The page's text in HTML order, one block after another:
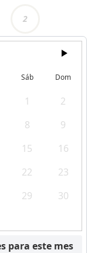
2
Sáb Dom
1
2
8
9
15
16
22
23
29
30
para este mes